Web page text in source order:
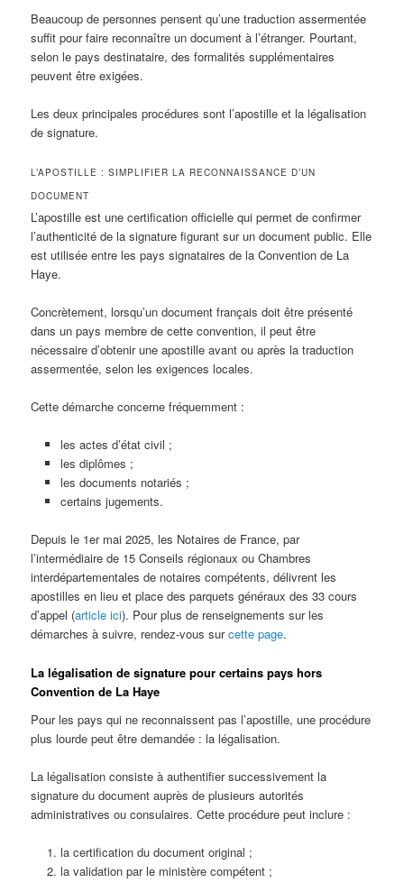
Beaucoup de personnes pensent qu’une traduction assermentée
suffit pour faire reconnaître un document à l’étranger. Pourtant,
selon le pays destinataire, des formalités supplémentaires
peuvent être exigées.
Les deux principales procédures sont l’apostille et la légalisation
de signature.
L’APOSTILLE : SIMPLIFIER LA RECONNAISSANCE D’UN
DOCUMENT
L’apostille est une certification officielle qui permet de confirmer
l’authenticité de la signature figurant sur un document public. Elle
est utilisée entre les pays signataires de la Convention de La
Haye.
Concrètement, lorsqu’un document français doit être présenté
dans un pays membre de cette convention, il peut être
nécessaire d’obtenir une apostille avant ou après la traduction
assermentée, selon les exigences locales.
Cette démarche concerne fréquemment :
les actes d’état civil ;
les diplômes ;
les documents notariés ;
certains jugements.
Depuis le 1er mai 2025, les Notaires de France, par
l’intermédiaire de 15 Conseils régionaux ou Chambres
interdépartementales de notaires compétents, délivrent les
apostilles en lieu et place des parquets généraux des 33 cours
d’appel (article ici). Pour plus de renseignements sur les
démarches à suivre, rendez-vous surcette page.
La légalisation de signature pour certains pays hors
Convention de La Haye
Pour les pays qui ne reconnaissent pas l’apostille, une procédure
plus lourde peut être demandée : la légalisation.
La légalisation consiste à authentifier successivement la
signature du document auprès de plusieurs autorités
administratives ou consulaires. Cette procédure peut inclure :
la certification du document original ;
la validation par le ministère compétent ;